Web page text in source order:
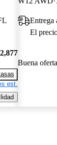
est.
Entrega
El
Buena oferta